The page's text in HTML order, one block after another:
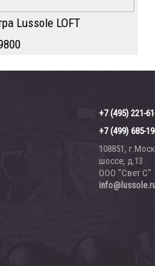
Lussole LOFT
+7 (495) 221-
+7 (499) 685-
108851,
шоссе, д.13
ООО "Свет С"